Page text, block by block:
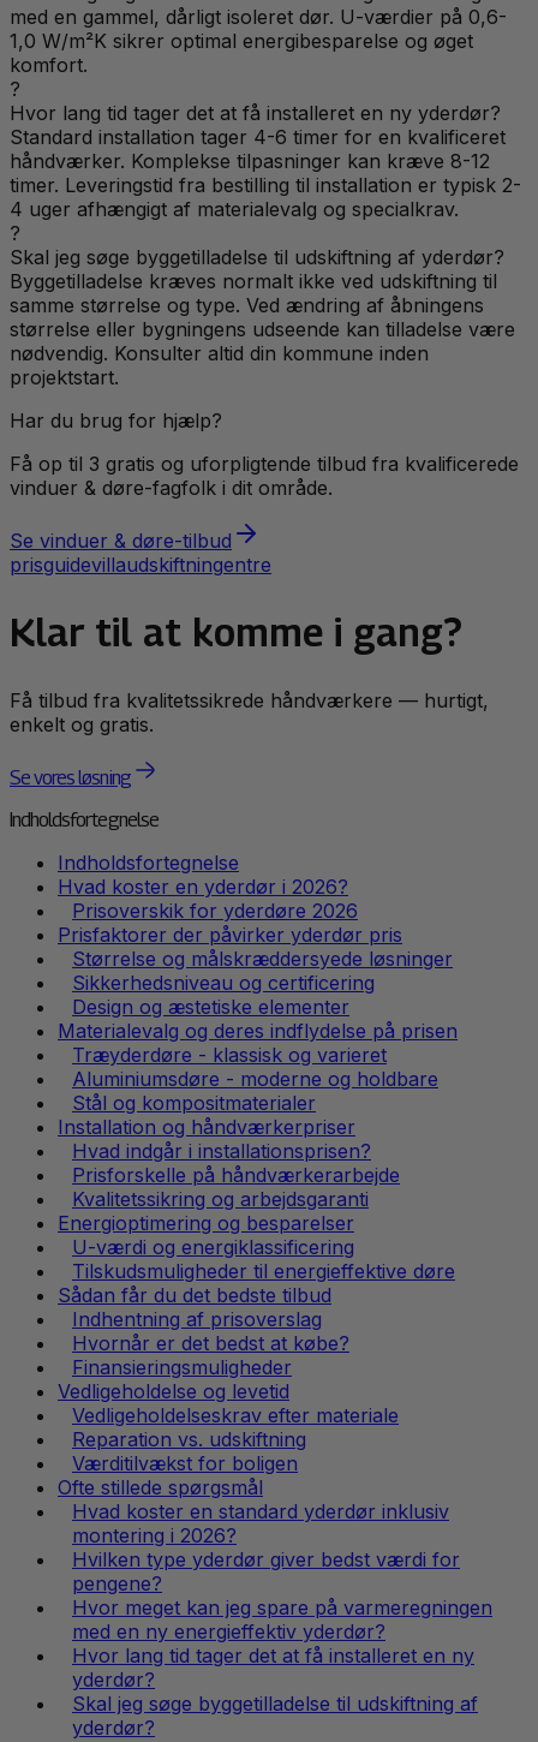
med en gammel, dårligt isoleret dør. U-værdier på 0,6-
1,0 W/m²K sikrer optimal energibesparelse og øget
komfort.
?
Hvor lang tid tager det at få installeret en ny yderdør?
Standard installation tager 4-6 timer for en kvalificeret
håndværker. Komplekse tilpasninger kan kræve 8-12
timer. Leveringstid fra bestilling til installation er typisk 2-
4 uger afhængigt af materialevalg og specialkrav.
?
Skal jeg søge byggetilladelse til udskiftning af yderdør?
Byggetilladelse kræves normalt ikke ved udskiftning til
samme størrelse og type. Ved ændring af åbningens
størrelse eller bygningens udseende kan tilladelse være
nødvendig. Konsulter altid din kommune inden
projektstart.
Har du brug for hjælp?
Få op til 3 gratis og uforpligtende tilbud fra kvalificerede
vinduer & døre-fagfolk i dit område.
Se vinduer & døre-tilbud
prisguidevillaudskiftningentre
Klar til at komme i gang?
Få tilbud fra kvalitetssikrede håndværkere — hurtigt,
enkelt og gratis.
Se vores løsning
Indholdsfortegnelse
Indholdsfortegnelse
Hvad koster en yderdør i 2026?
Prisoverskik for yderdøre 2026
Prisfaktorer der påvirker yderdør pris
Størrelse og målskræddersyede løsninger
Sikkerhedsniveau og certificering
Design og æstetiske elementer
Materialevalg og deres indflydelse på prisen
Træyderdøre - klassisk og varieret
Aluminiumsdøre - moderne og holdbare
Stål og kompositmaterialer
Installation og håndværkerpriser
Hvad indgår i installationsprisen?
Prisforskelle på håndværkerarbejde
Kvalitetssikring og arbejdsgaranti
Energioptimering og besparelser
U-værdi og energiklassificering
Tilskudsmuligheder til energieffektive døre
Sådan får du det bedste tilbud
Indhentning af prisoverslag
Hvornår er det bedst at købe?
Finansieringsmuligheder
Vedligeholdelse og levetid
Vedligeholdelseskrav efter materiale
Reparation vs. udskiftning
Værditilvækst for boligen
Ofte stillede spørgsmål
Hvad koster en standard yderdør inklusiv
montering i 2026?
Hvilken type yderdør giver bedst værdi for
pengene?
Hvor meget kan jeg spare på varmeregningen
med en ny energieffektiv yderdør?
Hvor lang tid tager det at få installeret en ny
yderdør?
Skal jeg søge byggetilladelse til udskiftning af
yderdør?